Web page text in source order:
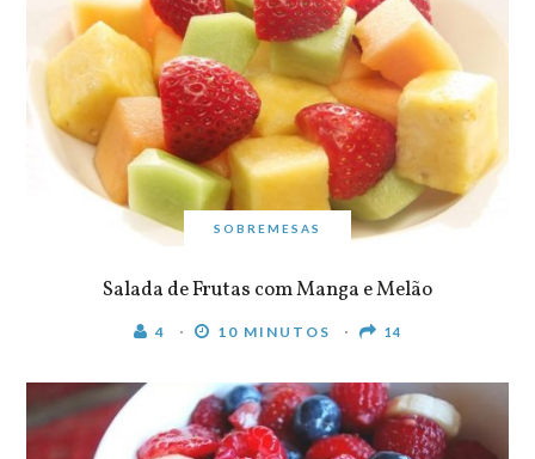
SOBREMESAS
Salada de Frutas com Manga e Melão
4 10 MINUTOS 14